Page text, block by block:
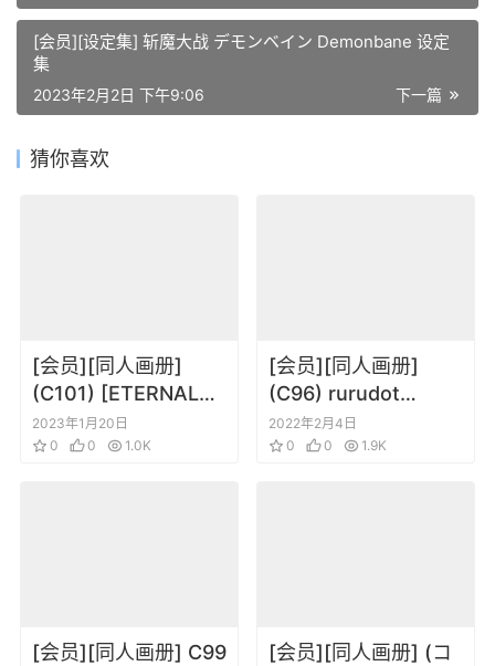
[会员][设定集] 斩魔大战 デモンベイン Demonbane 设定
集
下一篇
2023年2月2日 下午9:06
猜你喜欢
[会员][同人画册]
(C101) [ETERNAL
LAND (6U☆)] FAVO!
WORKS 8 (よろず)
2023年1月20日
0
0 1.0K
[会员][同人画册]
(C96) rurudot
(rurudo) LOVE CALL
2022年2月4日
0
0 1.9K
[会员][同人画册] C99
[会员][同人画册] (コ